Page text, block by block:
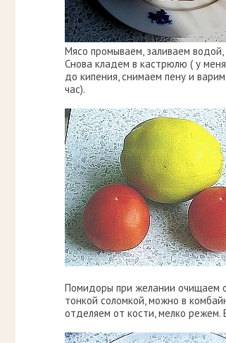
Мясо промываем, заливаем
Снова кладем в кастрюлю ( у
до кипения, снимаем пену и
час).
Помидоры при желании очищаем
тонкой соломкой, можно в
отделяем от кости, мелко